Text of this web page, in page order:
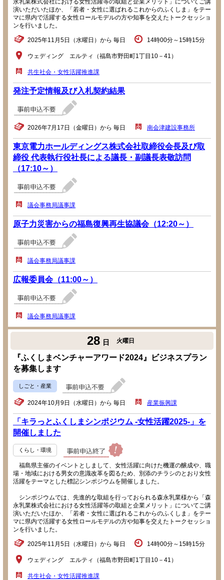
永乳業株式会社における女性活躍等の取組と企業メリット」についてご講
演いただいたほか、「若者・女性に選ばれるこれからのふくしま」をテー
マに県内で活躍する女性ロールモデルの方や知事を交えたトークセッショ
ンを行いました。
2025年11月5日（水曜日）から 毎日 14時00分～15時15分
ウェディング エルティ（福島市野田町1丁目10－41）
共生社会・女性活躍推進課
発注予定情報及び入札契約結果
2026年7月17日（金曜日）から 毎日 南会津建設事務所
東京電力ホールディングス株式会社取締役会長及び取
締役 代表執行役社長による議長・副議長表敬訪問
（17:10～）
議会事務局議事課
原子力災害からの福島復興再生協議会（12:20～）
議会事務局議事課
広報委員会（11:00～）
議会事務局議事課
28 日 火曜日
『ふくしまベンチャーアワード2024』ビジネスプラン
を募集します
しごと・産業
2024年10月9日（水曜日）から 毎日 産業振興課
「キラっとふくしまシンポジウム -女性活躍2025-」を
開催しました
くらし・環境
福島県主催のイベントとしまして、女性活躍に向けた機運の醸成や、職
場・地域における男女の意識改革を図るため、別添のチラシのとおり女性
活躍をテーマとした標記シンポジウムを開催しました。
シンポジウムでは、先進的な取組を行っておられる森永乳業様から「森
永乳業株式会社における女性活躍等の取組と企業メリット」についてご講
演いただいたほか、「若者・女性に選ばれるこれからのふくしま」をテー
マに県内で活躍する女性ロールモデルの方や知事を交えたトークセッショ
ンを行いました。
2025年11月5日（水曜日）から 毎日 14時00分～15時15分
ウェディング エルティ（福島市野田町1丁目10－41）
共生社会・女性活躍推進課